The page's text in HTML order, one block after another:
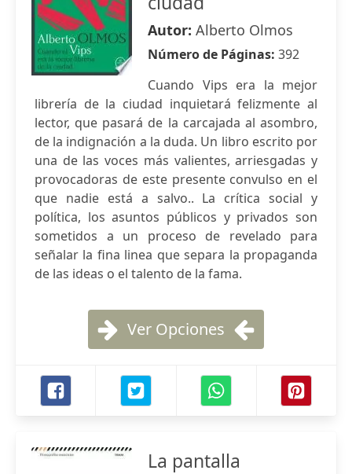
Autor: Alberto Olmos
Número de Páginas: 392
Cuando Vips era la mejor
librería de la ciudad inquietará felizmente al
lector, que pasará de la carcajada al asombro,
de la indignación a la duda. Un libro escrito por
una de las voces más valientes, arriesgadas y
provocadoras de este presente convulso en el
que nadie está a salvo.. La crítica social y
política, los asuntos públicos y privados son
sometidos a un proceso de revelado para
señalar la fina linea que separa la propaganda
de las ideas o el talento de la fama.
Ver Opciones
La pantalla